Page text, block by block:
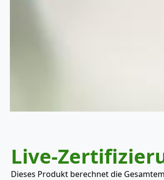
Live-
Dieses Produkt berechnet die